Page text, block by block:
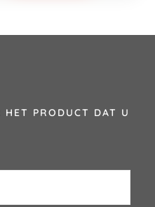
PRODUCT DAT U